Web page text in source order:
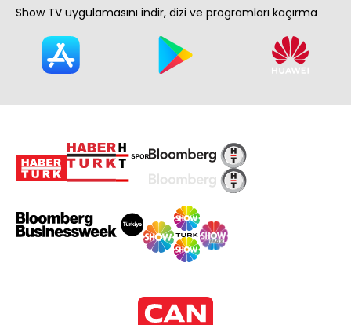
Show TV uygulamasını indir, dizi ve programları kaçırma